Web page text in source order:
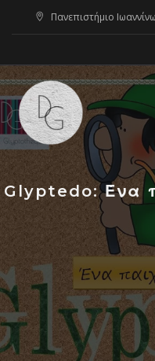
Πανεπιστήμιο
Glyptedo: Ένα